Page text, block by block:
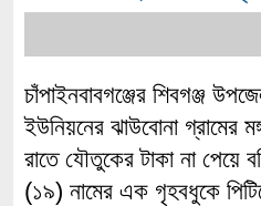
চাঁপাইনবাবগঞ্জের শিবগঞ্জ
ইউনিয়নের ঝাউবোনা গ্রামের
রাতে যৌতুকের টাকা না পেয়ে
(১৯) নামের এক গৃহবধুকে